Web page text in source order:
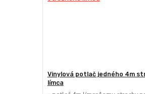
Vinylová potlač jedného 4m
límca